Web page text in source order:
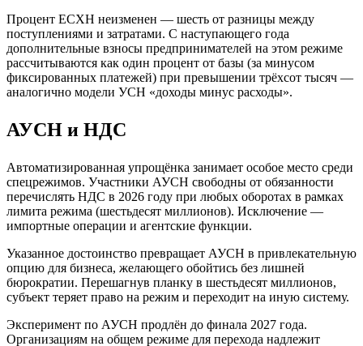
Процент ЕСХН неизменен — шесть от разницы между
поступлениями и затратами. С наступающего года
дополнительные взносы предпринимателей на этом режиме
рассчитываются как один процент от базы (за минусом
фиксированных платежей) при превышении трёхсот тысяч —
аналогично модели УСН «доходы минус расходы».
АУСН и НДС
Автоматизированная упрощёнка занимает особое место среди
спецрежимов. Участники АУСН свободны от обязанности
перечислять НДС в 2026 году при любых оборотах в рамках
лимита режима (шестьдесят миллионов). Исключение —
импортные операции и агентские функции.
Указанное достоинство превращает АУСН в привлекательную
опцию для бизнеса, желающего обойтись без лишней
бюрократии. Перешагнув планку в шестьдесят миллионов,
субъект теряет право на режим и переходит на иную систему.
Эксперимент по АУСН продлён до финала 2027 года.
Организациям на общем режиме для перехода надлежит